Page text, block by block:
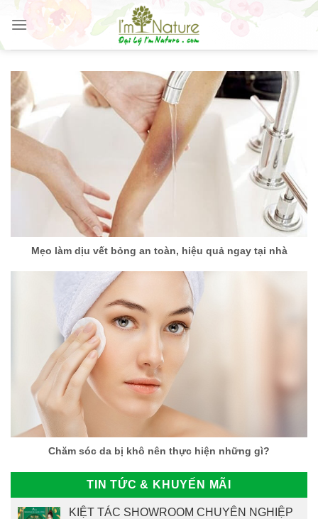
Skip
content
Mẹo làm dịu vết bỏng an toàn, hiệu quả ngay tại nhà
Chăm sóc da bị khô nên thực hiện những gì?
TIN TỨC & KHUYẾN MÃI
KIỆT TÁC SHOWROOM CHUYÊN NGHIỆP